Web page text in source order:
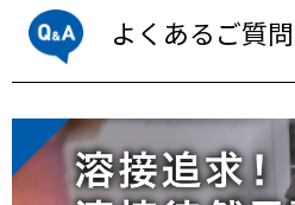
よくあるご質問